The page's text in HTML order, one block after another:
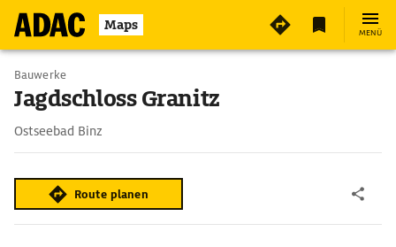
Maps MENÜ
Bauwerke
Jagdschloss Granitz
Ostseebad Binz
Route planen